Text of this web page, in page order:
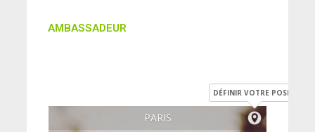
AMBASSADEUR
PARIS
DÉFINIR VOTRE POSITION